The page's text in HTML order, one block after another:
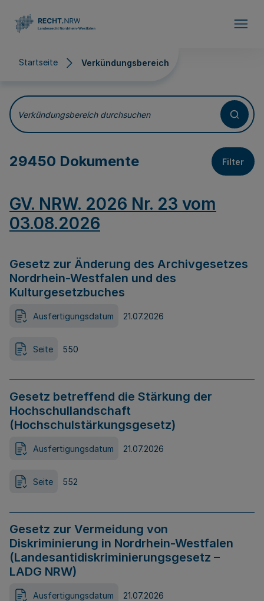
Startseite Verkündungsbereich
Verkündungsbereich
Verkündungsbereich durchsuchen
29450 Dokumente Filter
GV. NRW. 2026 Nr. 23 vom
03.08.2026
Gesetz zur Änderung des Archivgesetzes
Nordrhein-Westfalen und des
Kulturgesetzbuches
Ausfertigungsdatum 21.07.2026
Seite 550
Gesetz betreffend die Stärkung der
Hochschullandschaft
(Hochschulstärkungsgesetz)
Ausfertigungsdatum 21.07.2026
Seite 552
Gesetz zur Vermeidung von
Diskriminierung in Nordrhein-Westfalen
(Landesantidiskriminierungsgesetz –
LADG NRW)
Ausfertigungsdatum 21.07.2026